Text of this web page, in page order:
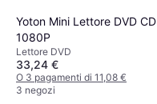
Yoton Mini Lettore DVD CD
1080P
Lettore DVD
33,24 €
O 3 pagamenti di 11,08 €
3 negozi